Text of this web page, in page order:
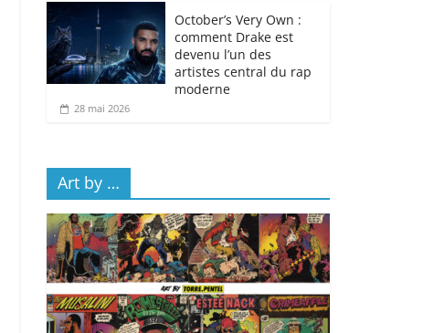
October’s Very Own :
comment Drake est
devenu l’un des
artistes central du rap
moderne
28 mai 2026
Art by …